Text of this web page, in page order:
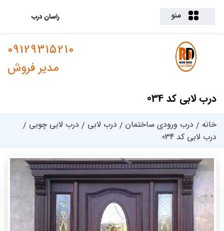
منو راسان درب
درب لابی کد 034
09129315210
مدیر فروش
خانه درب ورودی ساختمان درب لابی
درب لابی چوبی
درب لابی کد 034